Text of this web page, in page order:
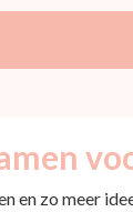
zo meer